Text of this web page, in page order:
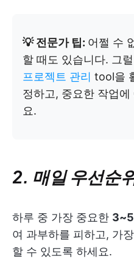
💡 전문가 팁: 어쩔 수
할 때도 있습니다. 그
프로젝트 관리 tool을
정하고, 중요한 작업
요.
2. 매일 우선순
하루 중 가장 중요한 3~5
여 과부하를 피하고, 가
할 수 있도록 하세요.